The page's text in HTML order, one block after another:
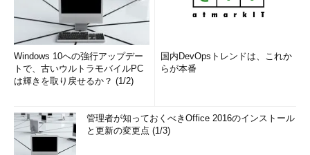
Windows 10への強行アップデー
トで、古いウルトラモバイルPC
は輝きを取り戻せるか？ (1/2)
国内DevOpsトレンドは、これか
らが本番
管理者が知っておくべきOffice 2016のインストール
と更新の変更点 (1/3)